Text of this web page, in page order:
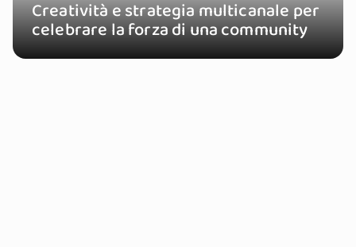
Creatività e strategia multicanale per
celebrare la forza di una community